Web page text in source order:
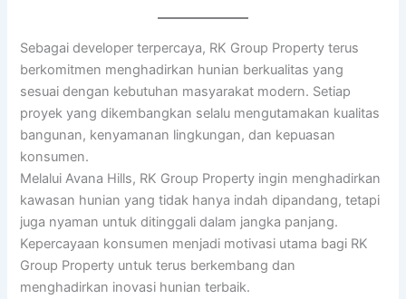
Sebagai developer terpercaya, RK Group Property terus
berkomitmen menghadirkan hunian berkualitas yang
sesuai dengan kebutuhan masyarakat modern. Setiap
proyek yang dikembangkan selalu mengutamakan kualitas
bangunan, kenyamanan lingkungan, dan kepuasan
konsumen.
Melalui Avana Hills, RK Group Property ingin menghadirkan
kawasan hunian yang tidak hanya indah dipandang, tetapi
juga nyaman untuk ditinggali dalam jangka panjang.
Kepercayaan konsumen menjadi motivasi utama bagi RK
Group Property untuk terus berkembang dan
menghadirkan inovasi hunian terbaik.